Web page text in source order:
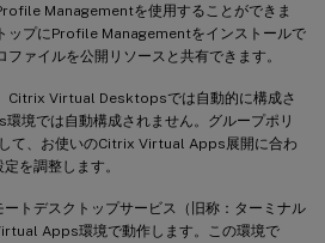
Managementを使用することができま
ップにProfile Managementをインストールで
ァイルを公開リソースと共有できます。
Citrix Virtual Desktopsでは自動的に構成さ
境では自動構成されません。グループポリ
て、お使いのCitrix Virtual Apps展開に合わ
を調整します。
トデスクトップサービス（旧称：ターミナル
Apps環境で動作します。この環境で